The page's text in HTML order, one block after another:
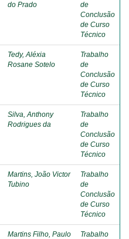
do Prado
de
Conclusão
de Curso
Técnico
Tedy, Aléxia
Rosane Sotelo
Trabalho
de
Conclusão
de Curso
Técnico
Silva, Anthony
Rodrigues da
Trabalho
de
Conclusão
de Curso
Técnico
Martins, João Victor
Tubino
Trabalho
de
Conclusão
de Curso
Técnico
Martins Filho, Paulo
Trabalho